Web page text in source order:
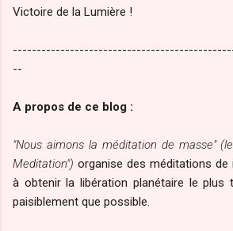
Victoire de la Lumière !
--
A propos de ce blog :
"Nous aimons la méditation de masse"
Meditation") organise des méditations
à obtenir la libération planétaire le plus
paisiblement que possible.